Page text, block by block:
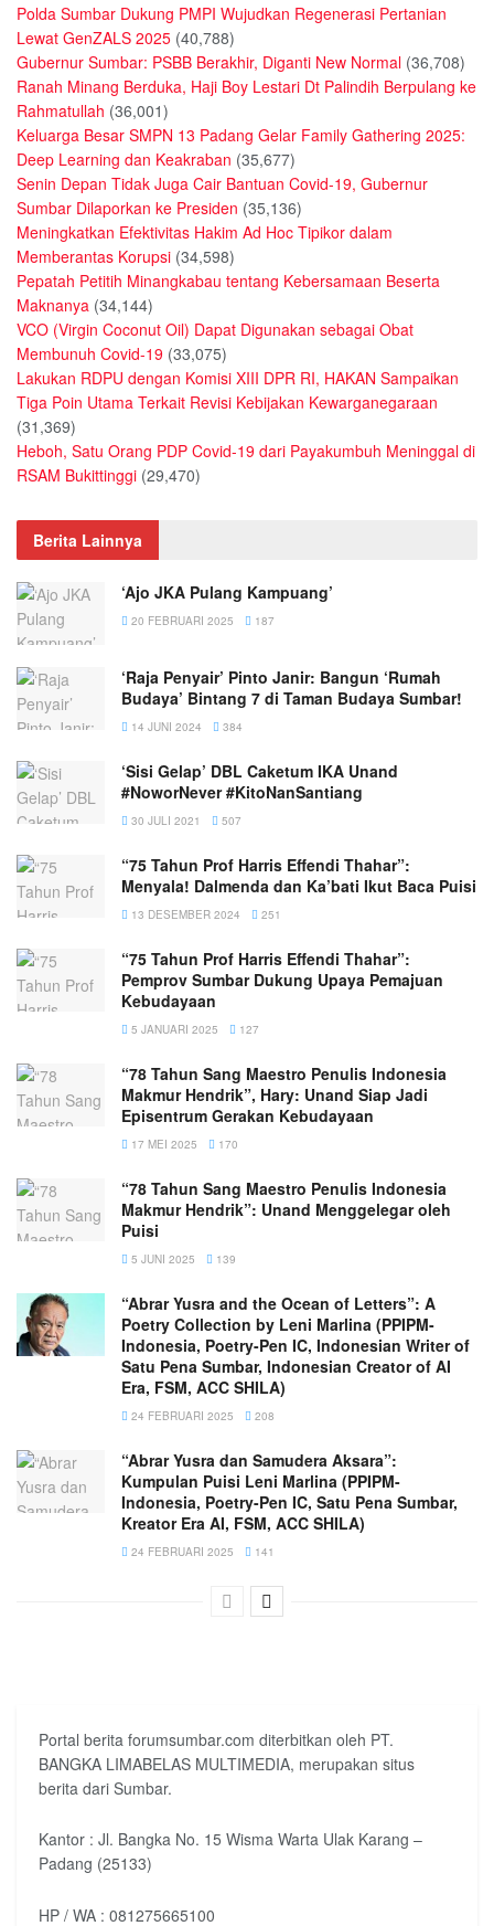
Polda Sumbar Dukung PMPI Wujudkan Regenerasi Pertanian
Lewat GenZALS 2025 (40,788)
Gubernur Sumbar: PSBB Berakhir, Diganti New Normal (36,708)
Ranah Minang Berduka, Haji Boy Lestari Dt Palindih Berpulang ke
Rahmatullah (36,001)
Keluarga Besar SMPN 13 Padang Gelar Family Gathering 2025:
Deep Learning dan Keakraban (35,677)
Senin Depan Tidak Juga Cair Bantuan Covid-19, Gubernur
Sumbar Dilaporkan ke Presiden (35,136)
Meningkatkan Efektivitas Hakim Ad Hoc Tipikor dalam
Memberantas Korupsi (34,598)
Pepatah Petitih Minangkabau tentang Kebersamaan Beserta
Maknanya (34,144)
VCO (Virgin Coconut Oil) Dapat Digunakan sebagai Obat
Membunuh Covid-19 (33,075)
Lakukan RDPU dengan Komisi XIII DPR RI, HAKAN Sampaikan
Tiga Poin Utama Terkait Revisi Kebijakan Kewarganegaraan
(31,369)
Heboh, Satu Orang PDP Covid-19 dari Payakumbuh Meninggal di
RSAM Bukittinggi (29,470)
Berita Lainnya
‘Ajo JKA Pulang Kampuang’
20 FEBRUARI 2025 187
‘Raja Penyair’ Pinto Janir: Bangun ‘Rumah
Budaya’ Bintang 7 di Taman Budaya Sumbar!
14 JUNI 2024 384
‘Sisi Gelap’ DBL Caketum IKA Unand
#NoworNever #KitoNanSantiang
30 JULI 2021 507
“75 Tahun Prof Harris Effendi Thahar”:
Menyala! Dalmenda dan Ka’bati Ikut Baca Puisi
13 DESEMBER 2024 251
“75 Tahun Prof Harris Effendi Thahar”:
Pemprov Sumbar Dukung Upaya Pemajuan
Kebudayaan
5 JANUARI 2025 127
“78 Tahun Sang Maestro Penulis Indonesia
Makmur Hendrik”, Hary: Unand Siap Jadi
Episentrum Gerakan Kebudayaan
17 MEI 2025 170
“78 Tahun Sang Maestro Penulis Indonesia
Makmur Hendrik”: Unand Menggelegar oleh
Puisi
5 JUNI 2025 139
“Abrar Yusra and the Ocean of Letters”: A
Poetry Collection by Leni Marlina (PPIPM-
Indonesia, Poetry-Pen IC, Indonesian Writer of
Satu Pena Sumbar, Indonesian Creator of AI
Era, FSM, ACC SHILA)
24 FEBRUARI 2025 208
“Abrar Yusra dan Samudera Aksara”:
Kumpulan Puisi Leni Marlina (PPIPM-
Indonesia, Poetry-Pen IC, Satu Pena Sumbar,
Kreator Era AI, FSM, ACC SHILA)
24 FEBRUARI 2025 141
Portal berita forumsumbar.com diterbitkan oleh PT.
BANGKA LIMABELAS MULTIMEDIA, merupakan situs
berita dari Sumbar.
Kantor : Jl. Bangka No. 15 Wisma Warta Ulak Karang –
Padang (25133)
HP / WA : 081275665100